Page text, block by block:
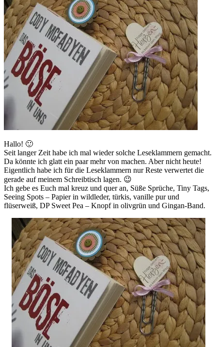
Hallo! 🙂
Seit langer Zeit habe ich mal wieder solche Leseklammern gemacht.
Da könnte ich glatt ein paar mehr von machen. Aber nicht heute!
Eigentlich habe ich für die Leseklammern nur Reste verwertet die
gerade auf meinem Schreibtisch lagen. 😉
Ich gebe es Euch mal kreuz und quer an, Süße Sprüche, Tiny Tags,
Seeing Spots – Papier in wildleder, türkis, vanille pur und
flüserweiß, DP Sweet Pea – Knopf in olivgrün und Gingan-Band.